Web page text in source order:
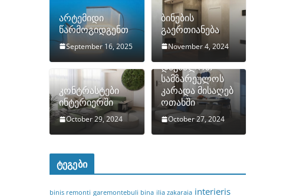
არტემიდი
წარმოგიდგენთ
September 16, 2025
ბინების
გაერთიანება
November 4, 2024
კონტრასტები
ინტერიერში
October 29, 2024
როგორ
დავმალოთ
სამზარეულოს
კარადა მისაღებ
ოთახში
October 27, 2024
ტეგები
binis remonti garemontebuli bina ilia zakaraia interieris